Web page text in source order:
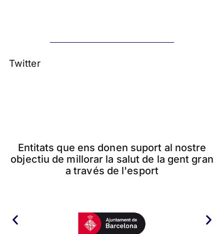
Twitter
Entitats que ens donen suport al nostre
objectiu de millorar la salut de la gent gran
a través de l'esport